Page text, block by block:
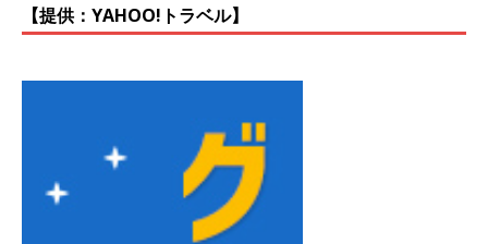
【提供：YAHOO!トラベル】